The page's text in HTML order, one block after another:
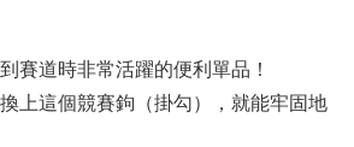
賽道時非常活躍的便利單品！
上這個競賽鉤（掛勾），就能牢固地